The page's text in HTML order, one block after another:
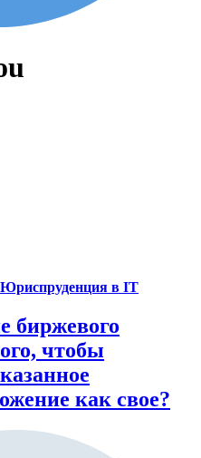
Юриспруденция в IT
биржевого
чтобы
как свое?